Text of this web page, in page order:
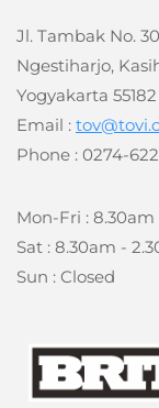
Jl. Tambak No.
Ngestiharjo,
Yogyakarta 55182
Email :
Phone : 0274-
Mon-Fri :
Sat : 8.30am -
Sun : Closed